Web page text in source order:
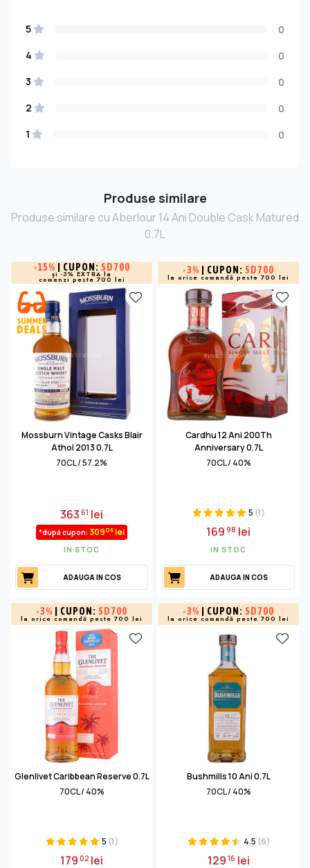
5
0
4
0
3
0
2
0
1
0
Produse similare
Produse similare cu Aberlour 14 Ani Double Cask Matured
0.7L
-15% | CUPON: SD700
și -3% EXTRA la
comenzi peste 700 lei
Mossburn Vintage Casks Blair
Athol 2013 0.7L
70CL / 57.2%
36361 lei
*după cupon: 30906 lei
IN STOC
ADAUGA IN COS
-3% | CUPON: SD700
la orice comandă peste 700 lei
Cardhu 12 Ani 200Th
Anniversary 0.7L
70CL / 40%
5 (1)
16998 lei
IN STOC
ADAUGA IN COS
-3% | CUPON: SD700
la orice comandă peste 700 lei
Glenlivet Caribbean Reserve 0.7L
70CL / 40%
5 (1)
17902 lei
-3% | CUPON: SD700
la orice comandă peste 700 lei
Bushmills 10 Ani 0.7L
70CL / 40%
4.5 (6)
12916 lei